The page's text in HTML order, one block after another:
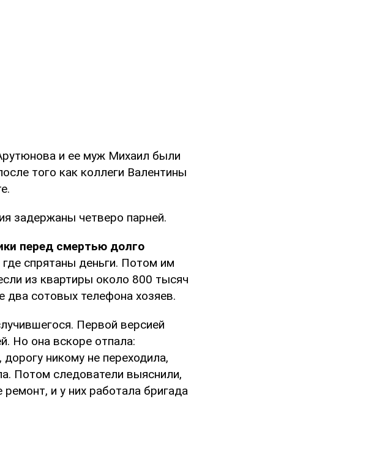
и ее муж Михаил были
того как коллеги Валентины
задержаны четверо парней.
перед смертью долго
спрятаны деньги. Потом им
из квартиры около 800 тысяч
сотовых телефона хозяев.
Первой версией
Но она вскоре отпала:
никому не переходила,
Потом следователи выяснили,
и у них работала бригада